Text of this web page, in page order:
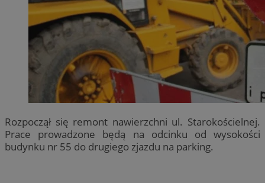
Rozpoczął się remont nawierzchni ul. Starokościelnej.
Prace prowadzone będą na odcinku od wysokości
budynku nr 55 do drugiego zjazdu na parking.